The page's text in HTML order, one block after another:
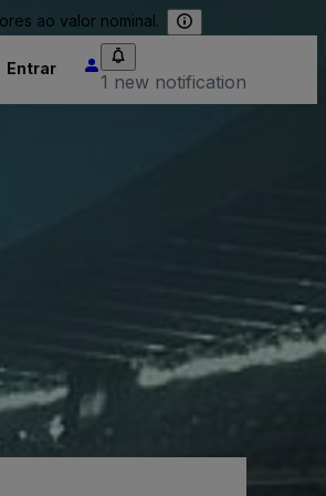
ao valor nominal.
Entrar
1 new notification